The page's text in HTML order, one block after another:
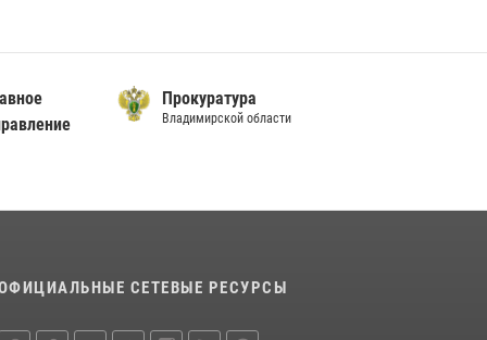
Прокуратура
Владимирской области
СЕТЕВЫЕ РЕСУРСЫ